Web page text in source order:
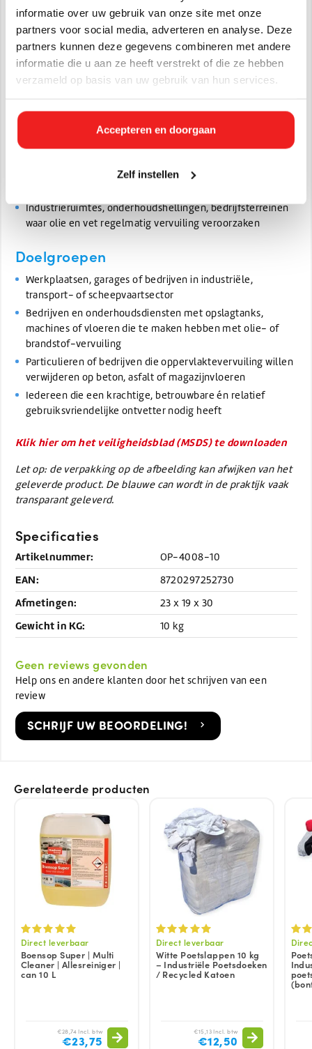
informatie over uw gebruik van onze site met onze
partners voor social media, adverteren en analyse. Deze
partners kunnen deze gegevens combineren met andere
informatie die u aan ze heeft verstrekt of die ze hebben
verzameld op basis van uw gebruik van hun services.
Accepteren en doorgaan
Zelf instellen
Toepassingen
Reiniging van opslagtanks en leidingen voor olie of
brandstof
Reinigen van machines, metalen onderdelen, walsen of
Industrieruimtes, onderhoudshellingen, bedrijfsterreinen
waar olie en vet regelmatig vervuiling veroorzaken
Doelgroepen
Werkplaatsen, garages of bedrijven in industriële,
transport- of scheepvaartsector
Bedrijven en onderhoudsdiensten met opslagtanks,
machines of vloeren die te maken hebben met olie- of
brandstof-vervuiling
Particulieren of bedrijven die oppervlaktevervuiling willen
verwijderen op beton, asfalt of magazijnvloeren
Iedereen die een krachtige, betrouwbare én relatief
gebruiksvriendelijke ontvetter nodig heeft
Klik hier om het veiligheidsblad (MSDS) te downloaden
Let op: de verpakking op de afbeelding kan afwijken van het
geleverde product. De blauwe can wordt in de praktijk vaak
transparant geleverd.
Specificaties
Artikelnummer: OP-4008-10
EAN: 8720297252730
Afmetingen: 23 x 19 x 30
Gewicht in KG: 10 kg
Geen reviews gevonden
Help ons en andere klanten door het schrijven van een
review
SCHRIJF UW BEOORDELING!
Gerelateerde producten
Direct leverbaar
Boensop Super | Multi
Cleaner | Allesreiniger |
can 10 L
€28,74 Incl. btw
€23,75
Direct leverbaar
Witte Poetslappen 10 kg
– Industriële Poetsdoeken
/ Recycled Katoen
€15,13 Incl. btw
€12,50